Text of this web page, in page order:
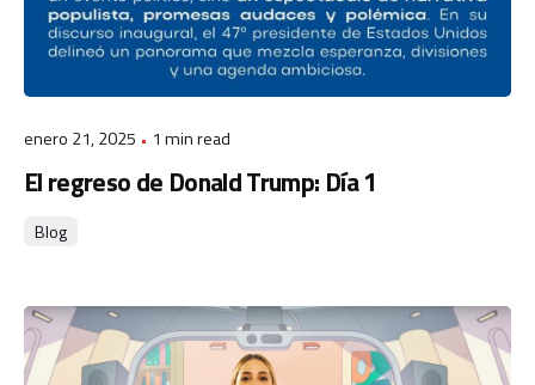
enero 21, 2025 1 min read
El regreso de Donald Trump: Día 1
Blog
Posted by
admin